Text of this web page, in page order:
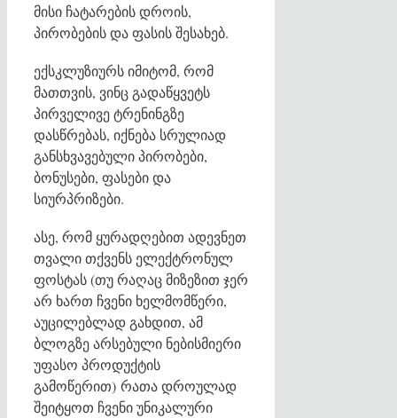
მისი ჩატარების დროის,
პირობების და ფასის შესახებ.
ექსკლუზიურს იმიტომ, რომ
მათთვის, ვინც გადაწყვეტს
პირველივე ტრენინგზე
დასწრებას, იქნება სრულიად
განსხვავებული პირობები,
ბონუსები, ფასები და
სიურპრიზები.
ასე, რომ ყურადღებით ადევნეთ
თვალი თქვენს ელექტრონულ
ფოსტას (თუ რაღაც მიზეზით ჯერ
არ ხართ ჩვენი ხელმომწერი,
აუცილებლად გახდით, ამ
ბლოგზე არსებული ნებისმიერი
უფასო პროდუქტის
გამოწერით) რათა დროულად
შეიტყოთ ჩვენი უნიკალური